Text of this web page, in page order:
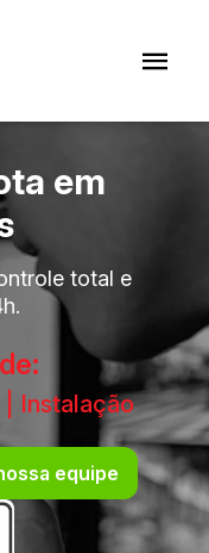
em
total e
| Instalação
equipe